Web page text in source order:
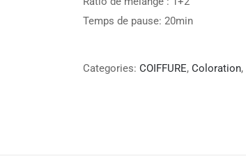
Temps de pause: 20min
Categories: COIFFURE, Coloration,